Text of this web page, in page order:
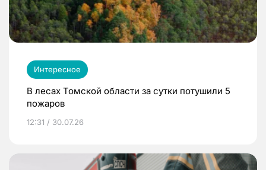
Интересное
В лесах Томской области за сутки потушили 5
пожаров
12:31 / 30.07.26